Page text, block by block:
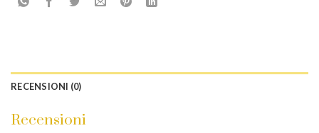
RECENSIONI (0)
Recensioni